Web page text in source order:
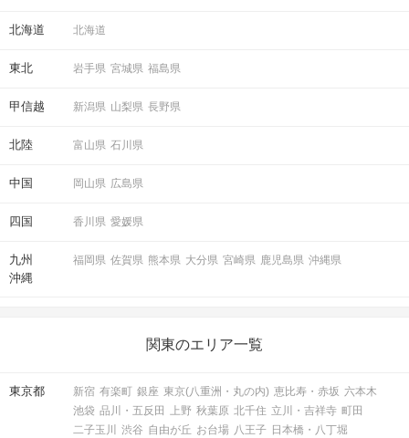
北海道 北海道
東北 岩手県 宮城県 福島県
甲信越 新潟県 山梨県 長野県
北陸 富山県 石川県
中国 岡山県 広島県
四国 香川県 愛媛県
九州
沖縄
福岡県 佐賀県 熊本県 大分県 宮崎県 鹿児島県 沖縄県
関東のエリア一覧
東京都 新宿 有楽町 銀座 東京(八重洲・丸の内) 恵比寿・赤坂 六本木
池袋 品川・五反田 上野 秋葉原 北千住 立川・吉祥寺 町田
二子玉川
渋谷 自由が丘 お台場 八王子 日本橋・八丁堀